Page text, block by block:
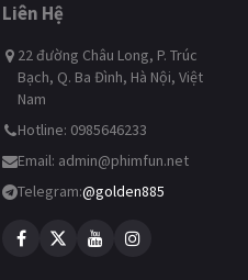
Liên Hệ
22 đường Châu Long, P. Trúc
Bạch, Q. Ba Đình, Hà Nội, Việt
Nam
Hotline: 0985646233
Email: admin@phimfun.net
Telegram:@golden885